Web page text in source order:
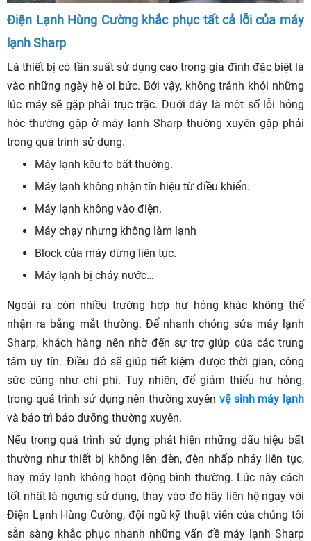
Điện Lạnh Hùng Cường khắc phục tất cả lỗi của máy
lạnh Sharp
Là thiết bị có tần suất sử dụng cao trong gia đình đặc biệt là
vào những ngày hè oi bức. Bởi vậy, không tránh khỏi những
lúc máy sẽ gặp phải trục trặc. Dưới đây là một số lỗi hỏng
hóc thường gặp ở máy lạnh Sharp thường xuyên gặp phải
trong quá trình sử dụng.
Máy lạnh kêu to bất thường.
Máy lạnh không nhận tín hiệu từ điều khiển.
Máy lạnh không vào điện.
Máy chạy nhưng không làm lạnh
Block của máy dừng liên tục.
Máy lạnh bị chảy nước…
Ngoài ra còn nhiều trường hợp hư hỏng khác không thể
nhận ra bằng mắt thường. Để nhanh chóng sửa máy lạnh
Sharp, khách hàng nên nhờ đến sự trợ giúp của các trung
tâm uy tín. Điều đó sẽ giúp tiết kiệm được thời gian, công
sức cũng như chi phí. Tuy nhiên, để giảm thiểu hư hỏng,
trong quá trình sử dụng nên thường xuyênvệ sinh máy lạnh
và bảo trì bảo dưỡng thường xuyên.
Nếu trong quá trình sử dụng phát hiện những dấu hiệu bất
thường như thiết bị không lên đèn, đèn nhấp nháy liên tục,
hay máy lạnh không hoạt động bình thường. Lúc này cách
tốt nhất là ngưng sử dụng, thay vào đó hãy liên hệ ngay với
Điện Lạnh Hùng Cường, đội ngũ kỹ thuật viên của chúng tôi
sẵn sàng khắc phục nhanh những vấn đề máy lạnh Sharp